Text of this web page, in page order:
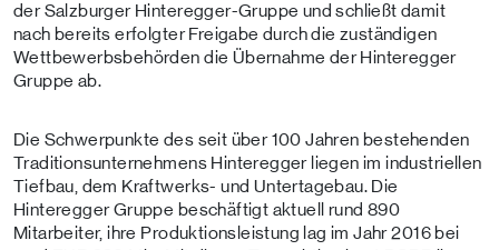
der Salzburger Hinteregger-Gruppe und schließt damit
nach bereits erfolgter Freigabe durch die zuständigen
Wettbewerbsbehörden die Übernahme der Hinteregger
Gruppe ab.
Die Schwerpunkte des seit über 100 Jahren bestehenden
Traditionsunternehmens Hinteregger liegen im industriellen
Tiefbau, dem Kraftwerks- und Untertagebau. Die
Hinteregger Gruppe beschäftigt aktuell rund 890
Mitarbeiter, ihre Produktionsleistung lag im Jahr 2016 bei